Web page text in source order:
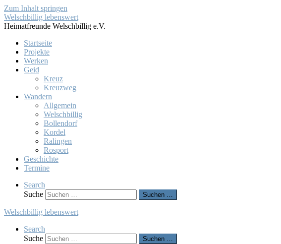
Zum Inhalt springen
Welschbillig lebenswert
Heimatfreunde Welschbillig e.V.
Startseite
Projekte
Werken
Geid
Kreuz
Kreuzweg
Wandern
Allgemein
Welschbillig
Bollendorf
Kordel
Ralingen
Rosport
Geschichte
Termine
Search
Suche
Suchen …
Welschbillig lebenswert
Search
Suche
Suchen …